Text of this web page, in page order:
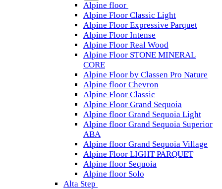
Alpine floor
Alpine Floor Classic Light
Alpine Floor Expressive Parquet
Alpine Floor Intense
Alpine Floor Real Wood
Alpine Floor STONE MINERAL
CORE
Alpine Floor by Classen Pro Nature
Alpine floor Chevron
Alpine Floor Classic
Alpine Floor Grand Sequoia
Alpine floor Grand Sequoia Light
Alpine floor Grand Sequoia Superior
ABA
Alpine floor Grand Sequoia Village
Alpine Floor LIGHT PARQUET
Alpine floor Sequoia
Alpine floor Solo
Alta Step